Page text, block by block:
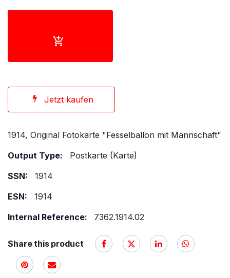
Jetzt kaufen
1914, Original Fotokarte "Fesselballon mit Mannschaft"
Output Type:
Postkarte (Karte)
SSN:
1914
ESN:
1914
Internal Reference:
7362.1914.02
Share this product